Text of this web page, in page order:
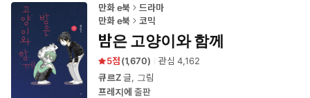
로
이
만화 e북
드라마
만화 e북
코믹
밤은 고양이와 함께
5 (1,670) 관심4,162
큐르Z글, 그림
프레지에 출판